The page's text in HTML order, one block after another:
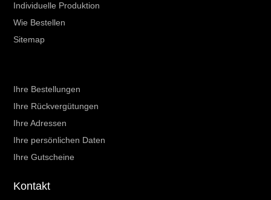
Individuelle Produktion
Wie Bestellen
Sitemap
Ihre Bestellungen
Ihre Rückvergütungen
Ihre Adressen
Ihre persönlichen Daten
Ihre Gutscheine
Kontakt